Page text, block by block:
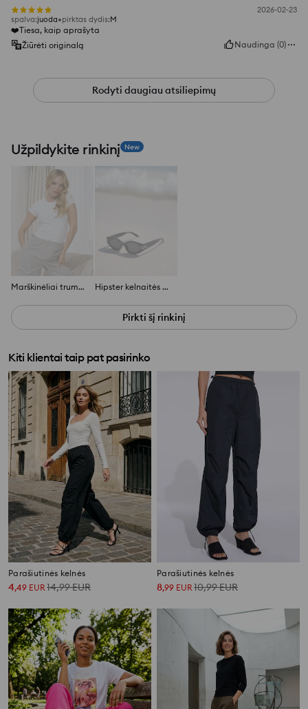
2026-02-23
spalva:juoda pirktas dydis:M
❤️Tiesa, kaip aprašyta
Žiūrėti originalą
Naudinga (0)
Rodyti daugiau atsiliepimų
Užpildykite rinkinį New
Marškinėliai trumpomis rankovėmis Hipster kelnaitės 2 pakuotė
Pirkti šį rinkinį
Kiti klientai taip pat pasirinko
Parašiutinės kelnės
4,49 EUR14,99EUR
Parašiutinės kelnės
8,99 EUR10,99EUR